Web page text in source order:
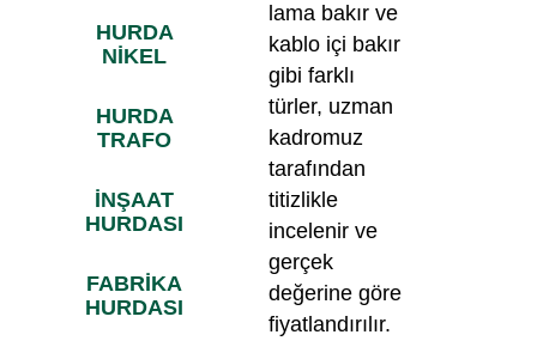
HURDA
NİKEL
HURDA
TRAFO
İNŞAAT
HURDASI
FABRİKA
HURDASI
lama bakır ve
kablo içi bakır
gibi farklı
türler, uzman
kadromuz
tarafından
titizlikle
incelenir ve
gerçek
değerine göre
fiyatlandırılır.